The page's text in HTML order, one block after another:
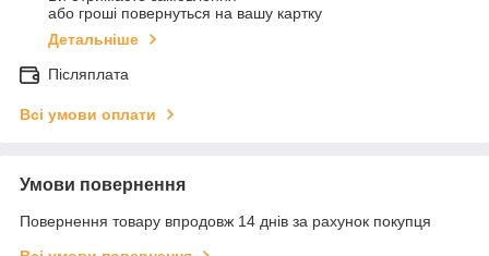
або гроші повернуться на вашу картку
Детальніше
Післяплата
Всі умови оплати
Умови повернення
Повернення товару впродовж 14 днів за рахунок покупця